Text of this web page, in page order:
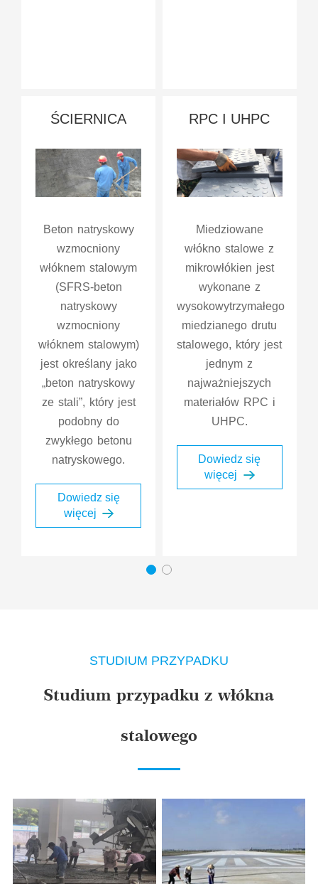
ŚCIERNICA
Beton natryskowy
wzmocniony
włóknem stalowym
(SFRS-beton
natryskowy
wzmocniony
włóknem stalowym)
jest określany jako
„beton natryskowy
ze stali”, który jest
podobny do
zwykłego betonu
natryskowego.
Dowiedz się
więcej
RPC I UHPC
Miedziowane
włókno stalowe z
mikrowłókien jest
wykonane z
wysokowytrzymałego
miedzianego drutu
stalowego, który jest
jednym z
najważniejszych
materiałów RPC i
UHPC.
Dowiedz się
więcej
STUDIUM PRZYPADKU
Studium przypadku z włókna
stalowego